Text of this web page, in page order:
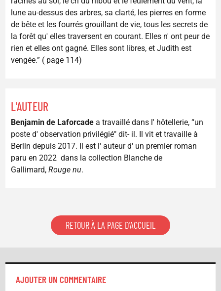
lune au-dessus des arbres, sa clarté, les pierres en forme
de bête et les fourrés grouillant de vie, tous les secrets de
la forêt qu' elles traversent en courant. Elles n' ont peur de
rien et elles ont gagné. Elles sont libres, et Judith est
vengée.” ( page 114)
L'AUTEUR
Benjamin de Laforcade a travaillé dans l' hôtellerie, “un
poste d' observation privilégié" dit- il. Il vit et travaille à
Berlin depuis 2017. Il est l' auteur d' un premier roman
paru en 2022 dans la collection Blanche de
Gallimard, Rouge nu.
RETOUR À LA PAGE D'ACCUEIL
AJOUTER UN COMMENTAIRE